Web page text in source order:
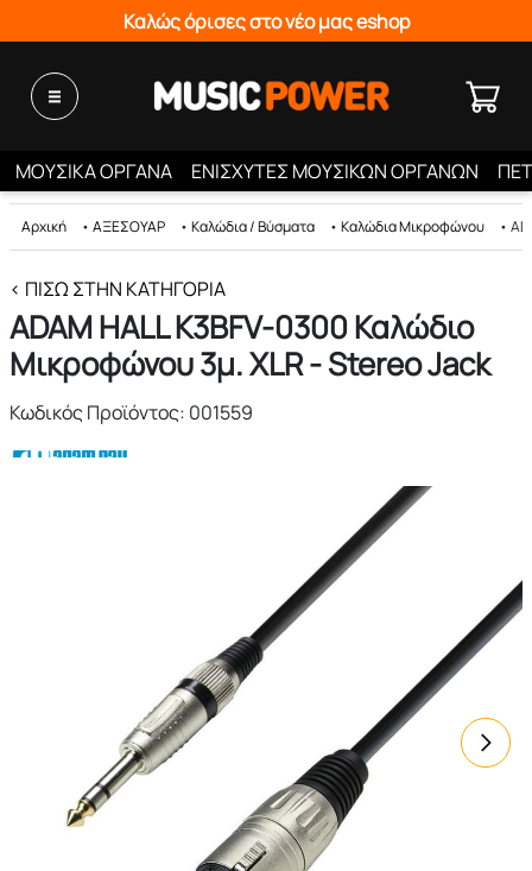
Καλώς όρισες στο νέο μας eshop
ΜΟΥΣΙΚΑ ΟΡΓΑΝΑ ΕΝΙΣΧΥΤΕΣ ΜΟΥΣΙΚΩΝ ΟΡΓΑΝΩΝ
Αρχική • ΑΞΕΣΟΥΑΡ • Καλώδια / Βύσματα • Καλώδια Μικροφώνου •
< ΠΊΣΩ ΣΤΗΝ ΚΑΤΗΓΟΡΊΑ
ADAM HALL K3BFV-0300 Καλώδιο
Μικροφώνου 3μ. XLR - Stereo Jack
Κωδικός Προϊόντος: 001559